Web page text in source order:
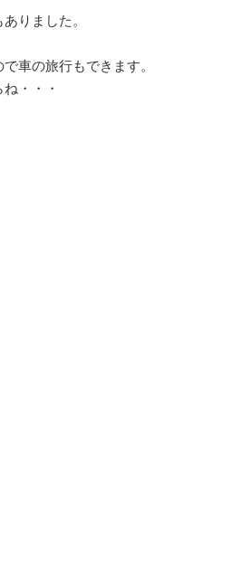
りました。
車の旅行もできます。
・・・